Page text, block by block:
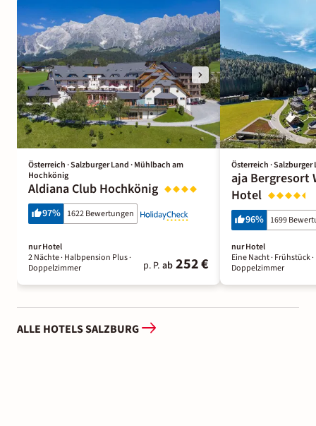
Österreich · Salzburger Land · Mühlbach am
Hochkönig
Aldiana Club Hochkönig
97% 1622 Bewertungen
nur Hotel
2 Nächte· Halbpension Plus·
Doppelzimmer
p. P. ab 252 €
Österreich · Salzburger
aja Bergresort
Hotel
96% 1699
nur Hotel
Eine Nacht· Frühstück·
Doppelzimmer
ALLE HOTELS SALZBURG